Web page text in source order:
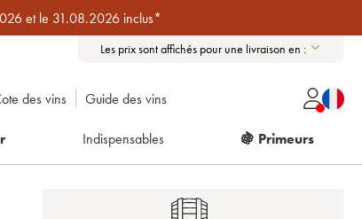
et le 31.08.2026 inclus*
Les prix sont affichés pour une livraison en :
des vins Guide des vins
Indispensables 🍇 Primeurs